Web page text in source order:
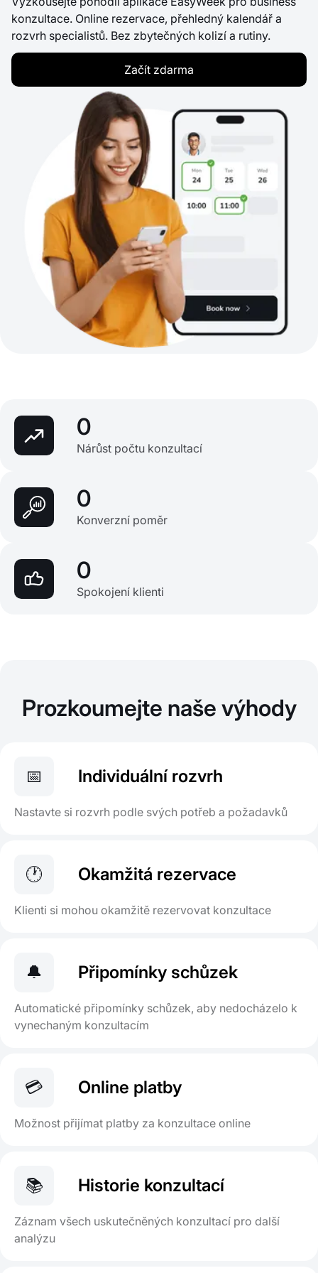
konzultace. Online rezervace, přehledný kalendář a
rozvrh specialistů. Bez zbytečných kolizí a rutiny.
Začít zdarma
0
Nárůst počtu konzultací
0
Konverzní poměr
0
Spokojení klienti
Prozkoumejte naše výhody
📅 Individuální rozvrh
Nastavte si rozvrh podle svých potřeb a požadavků
🕐 Okamžitá rezervace
Klienti si mohou okamžitě rezervovat konzultace
🔔 Připomínky schůzek
Automatické připomínky schůzek, aby nedocházelo k
vynechaným konzultacím
💳 Online platby
Možnost přijímat platby za konzultace online
📚 Historie konzultací
Záznam všech uskutečněných konzultací pro další
analýzu